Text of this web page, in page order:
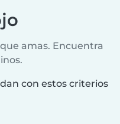
amas. Encuentra
con estos criterios